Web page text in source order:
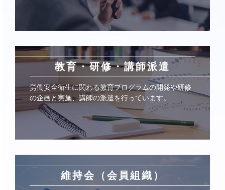
教育・研修・講師派遣
労働安全衛生に関わる教育プログラムの開発や研修
の企画と実施、講師の派遣を行っています。
維持会（会員組織）